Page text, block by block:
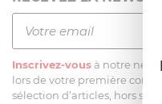
Inscrivez-vous à notre
lors de votre première
sélection d’articles, hors